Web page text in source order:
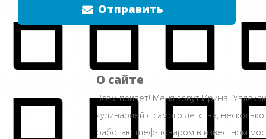
Отправить
О сайте
Всем привет! Меня зовут Ирина.
кулинарией с самого детства,
работаю шеф-поваром в известном